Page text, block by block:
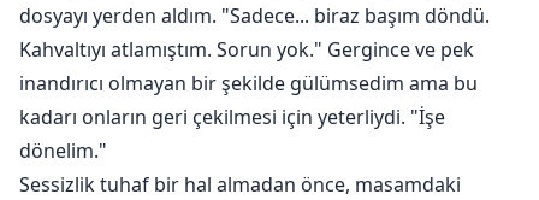
dosyayı yerden aldım. "Sadece... biraz başım döndü.
Kahvaltıyı atlamıştım. Sorun yok." Gergince ve pek
inandırıcı olmayan bir şekilde gülümsedim ama bu
kadarı onların geri çekilmesi için yeterliydi. "İşe
dönelim."
Sessizlik tuhaf bir hal almadan önce, masamdaki